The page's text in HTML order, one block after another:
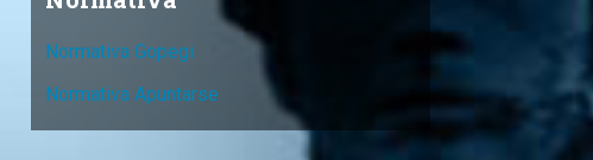
Normativa Gopegi
Normativa Apuntarse